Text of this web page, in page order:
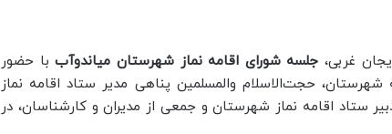
غربی، جلسه شورای اقامه نماز شهرستان میاندوآببا حضور
حجت‌الاسلام والمسلمین پناهی مدیر ستاد اقامه نماز
ستاد اقامه نماز شهرستان و جمعی از مدیران و کارشناسان، در